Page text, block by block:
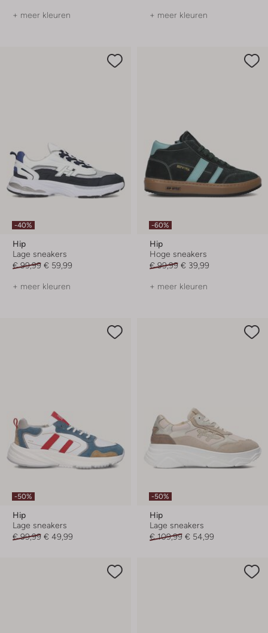
+ meer kleuren + meer kleuren
-40%
Hip
Lage sneakers
€ 99,99 € 59,99
+ meer kleuren
-60%
Hip
Hoge sneakers
€ 99,99 € 39,99
+ meer kleuren
-50%
Hip
Lage sneakers
€ 99,99 € 49,99
-50%
Hip
Lage sneakers
€ 109,99 € 54,99